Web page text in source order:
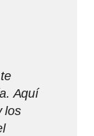
Aquí
los